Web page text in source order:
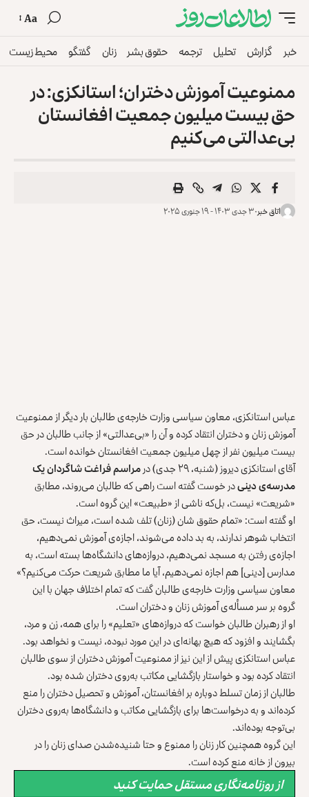
Aa
خبر گزارش تحلیل ترجمه حقوق بشر زنان گفتگو محیط زیست
ممنوعیت آموزش دختران؛ استانکزی: در
حق بیست میلیون جمعیت افغانستان
بی‌عدالتی می‌کنیم
اتاق خبر۳۰ جدی ۱۴۰۳ - ۱۹ جنوری ۲۰۲۵
عباس استانکزی، معاون سیاسی وزارت خارجه‌ی طالبان بار دیگر از ممنوعیت
آموزش زنان و دختران انتقاد کرده و آن را «بی‌عدالتی» از جانب طالبان در حق
بیست میلیون نفر از چهل میلیون جمعیت افغانستان خوانده است.
آقای استانکزی دیروز (شنبه، ۲۹ جدی) در
مراسم فراغت شاگردان یک
مدرسه‌‌ی دینیدر خوست گفته است راهی که طالبان می‌روند، مطابق
«شریعت» نیست، بل‌که ناشی از «طبیعت» این گروه است.
او گفته است: «تمام حقوق شان (زنان) تلف شده است، میراث نیست، حق
انتخاب شوهر ندارند، به بد داده می‌شوند، اجازه‌ی آموزش نمی‌دهیم،
اجازه‌ی رفتن به مسجد نمی‌دهیم، دروازه‌های دانشگاه‌ها بسته است، به
مدارس [دینی] هم اجازه نمی‌دهیم، آیا ما مطابق شریعت حرکت می‌کنیم؟»
معاون سیاسی وزارت خارجه‌ی طالبان گفت که تمام اختلاف جهان با این
گروه بر سر مسأله‌ی آموزش زنان و دختران است.
او از رهبران طالبان خواست که دروازه‌های «تعلیم» را برای همه، زن و مرد،
بگشایند و افزود که هیچ بهانه‌ای در این مورد نبوده، نیست و نخواهد بود.
عباس استانکزی پیش از این نیز از ممنوعیت آموزش دختران از سوی طالبان
انتقاد کرده بود و خواستار بازگشایی مکاتب به‌روی دختران شده بود.
طالبان از زمان تسلط دوباره بر افغانستان، آموزش و تحصیل دختران را منع
کرده‌اند و به درخواست‌ها برای بازگشایی مکاتب و دانشگاه‌ها به‌روی دختران
بی‌توجه بوده‌اند.
این گروه همچنین کار زنان را ممنوع و حتا شنیده‌شدن صدای زنان را در
بیرون از خانه منع کرده‌ است.
از روزنامه‌نگاری مستقل حمایت کنید